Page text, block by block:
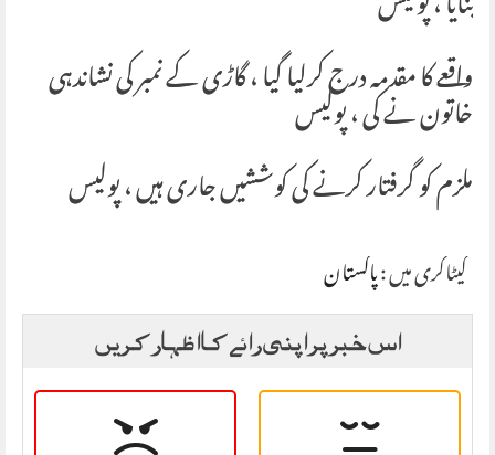
واقعے کا مقدمہ درج کرلیا گیا ، گاڑی کے نمبر کی نشاندہی
خاتون نے کی ، پولیس
ملزم کو گرفتار کرنے کی کوششیں جاری ہیں ، پولیس
کیٹاگری میں :پاکستان
اس خبر پر اپنی رائے کا اظہار کریں